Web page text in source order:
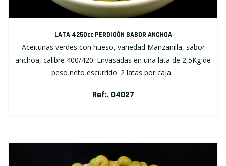
LATA 4250cc PERDIGÓN SABOR ANCHOA
Aceitunas verdes con hueso, variedad Manzanilla, sabor
anchoa, calibre 400/420. Envasadas en una lata de 2,5Kg de
peso neto escurrido. 2 latas por caja.
Ref:. 04027